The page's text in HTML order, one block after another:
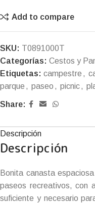
Add to compare
SKU: T0891000T
Categorías: Cestos y
Etiquetas: campestre ,
parque , paseo , picnic,
Share:
Descripción
Descripción
Bonita canasta
paseos recreativos, con
suficiente y necesario